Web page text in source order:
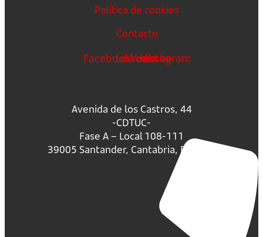
Política de cookies
Contacto
FacebookLinkedin
Youtube
Instagram
Avenida de los Castros, 44
-CDTUC-
Fase A – Local 108-111
39005 Santander, Cantabria, España.